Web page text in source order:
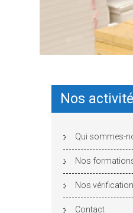
Nos
Qui sommes-
Nos
Nos
Contact